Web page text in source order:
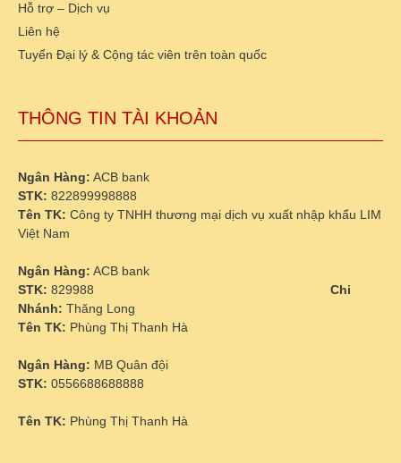
Hỗ trợ – Dịch vụ
Liên hệ
Tuyển Đại lý & Cộng tác viên trên toàn quốc
THÔNG TIN TÀI KHOẢN
Ngân Hàng: ACB bank
STK: 822899998888
Tên TK: Công ty TNHH thương mại dịch vụ xuất nhập khẩu LIM
Việt Nam
Ngân Hàng: ACB bank
STK: 829988 Chi
Nhánh: Thăng Long
Tên TK: Phùng Thị Thanh Hà
Ngân Hàng: MB Quân đội
STK: 0556688688888
Tên TK: Phùng Thị Thanh Hà